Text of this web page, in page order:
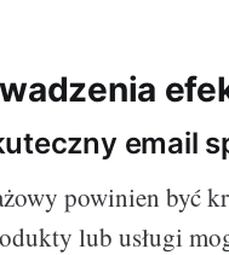
email
powinien być
lub usługi